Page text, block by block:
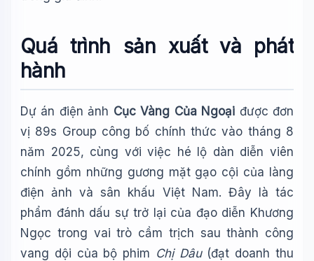
Quá trình sản xuất và phát
hành
Dự án điện ảnh Cục Vàng Của Ngoại được đơn
vị 89s Group công bố chính thức vào tháng 8
năm 2025, cùng với việc hé lộ dàn diễn viên
chính gồm những gương mặt gạo cội của làng
điện ảnh và sân khấu Việt Nam. Đây là tác
phẩm đánh dấu sự trở lại của đạo diễn Khương
Ngọc trong vai trò cầm trịch sau thành công
vang dội của bộ phim Chị Dâu(đạt doanh thu